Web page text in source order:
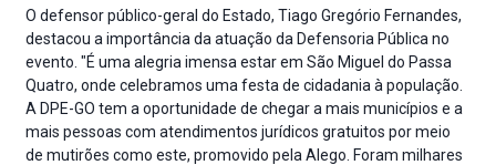
O defensor público-geral do Estado, Tiago Gregório Fernandes,
destacou a importância da atuação da Defensoria Pública no
evento. "É uma alegria imensa estar em São Miguel do Passa
Quatro, onde celebramos uma festa de cidadania à população.
A DPE-GO tem a oportunidade de chegar a mais municípios e a
mais pessoas com atendimentos jurídicos gratuitos por meio
de mutirões como este, promovido pela Alego. Foram milhares